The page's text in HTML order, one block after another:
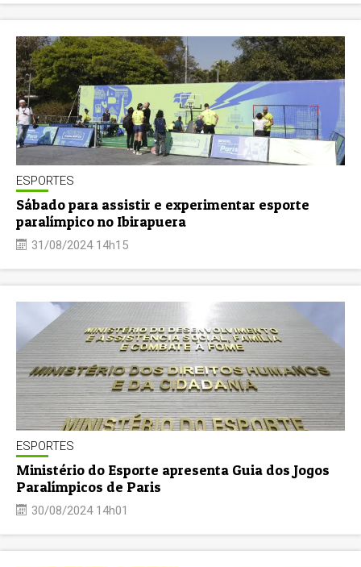
ESPORTES
Sábado para assistir e experimentar esporte
paralímpico no Ibirapuera
31/08/2024 14h15
ESPORTES
Ministério do Esporte apresenta Guia dos Jogos
Paralímpicos de Paris
30/08/2024 14h01